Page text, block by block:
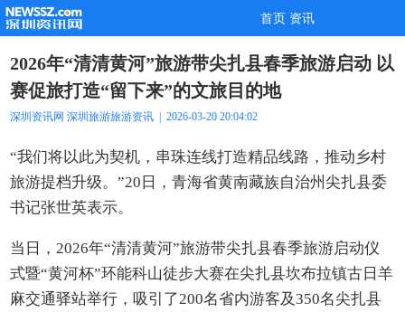
首页 资讯
2026年“清清黄河”旅游带尖扎县春季旅游启动 以
赛促旅打造“留下来”的文旅目的地
深圳资讯网 深圳旅游旅游资讯 | 2026-03-20 20:04:02
“我们将以此为契机，串珠连线打造精品线路，推动乡村
旅游提档升级。”20日，青海省黄南藏族自治州尖扎县委
书记张世英表示。
当日，2026年“清清黄河”旅游带尖扎县春季旅游启动仪
式暨“黄河杯”环能科山徒步大赛在尖扎县坎布拉镇古日羊
麻交通驿站举行，吸引了200名省内游客及350名尖扎县